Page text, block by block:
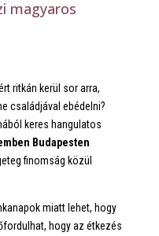
magyaros
ritkán kerül sor arra,
családjával ebédelni?
keres hangulatos
Budapesten
finomság közül
miatt lehet, hogy
hogy az étkezés